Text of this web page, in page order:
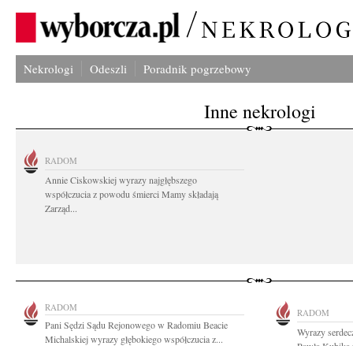
Nekrologi Odeszli Poradnik pogrzebowy
Inne nekrologi
RADOM
Annie Ciskowskiej wyrazy najgłębszego
współczucia z powodu śmierci Mamy składają
Zarząd...
RADOM
Pani Sędzi Sądu Rejonowego w Radomiu Beacie
Michalskiej wyrazy głębokiego współczucia z...
RADOM
Wyrazy